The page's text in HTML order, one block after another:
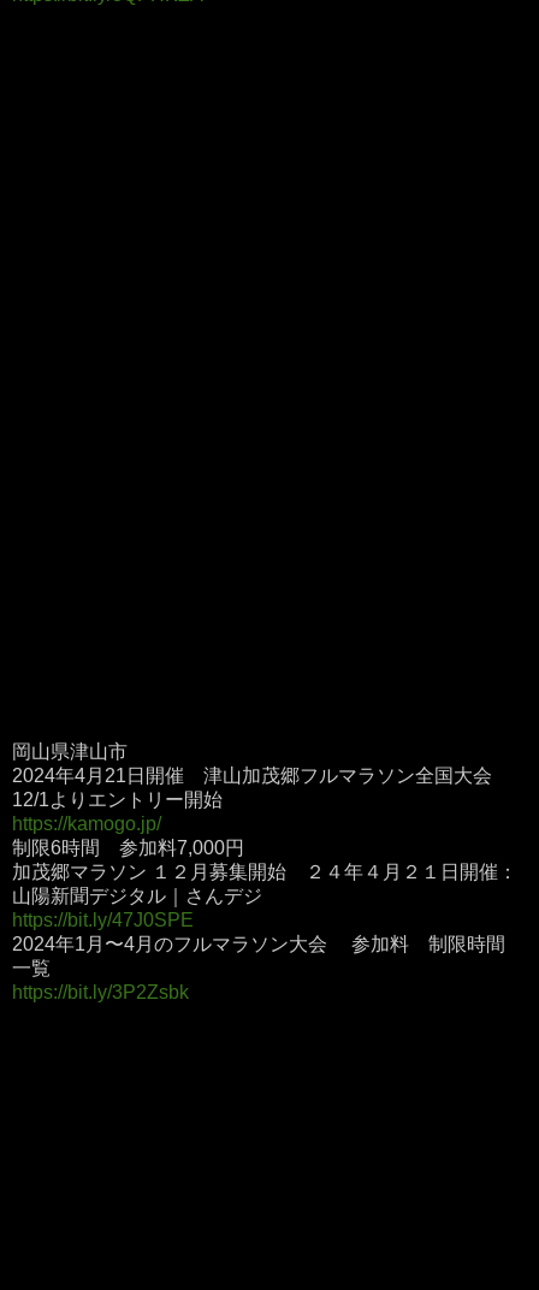
岡山県津山市
2024年4月21日開催 津山加茂郷フルマラソン全国大会
12/1よりエントリー開始
https://kamogo.jp/
制限6時間 参加料7,000円
加茂郷マラソン １２月募集開始 ２４年４月２１日開催：
山陽新聞デジタル｜さんデジ
https://bit.ly/47J0SPE
2024年1月〜4月のフルマラソン大会 参加料 制限時間
一覧
https://bit.ly/3P2Zsbk